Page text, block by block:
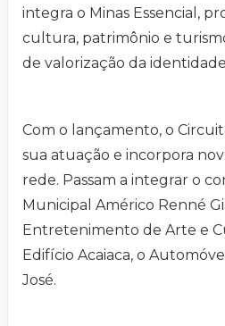
integra o Minas Essencial,
cultura, patrimônio e
de valorização da
Com o lançamento, o
sua atuação e incorpora
rede. Passam a integrar o
Municipal Américo Renné
Entretenimento de Arte e
Edifício Acaiaca, o
José.